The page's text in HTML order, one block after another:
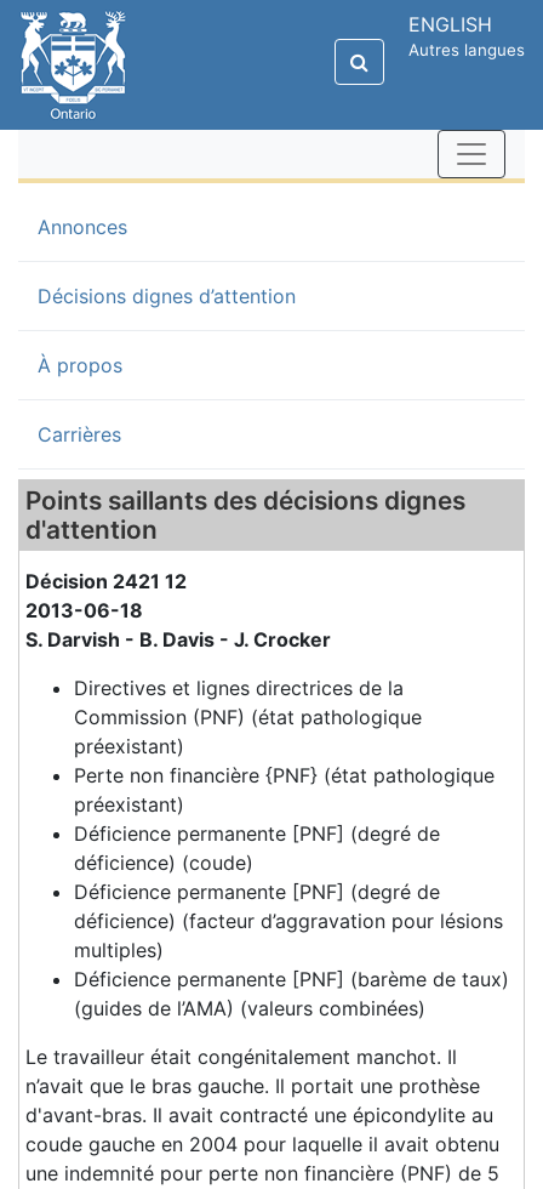
ENGLISH
Autres langues
Annonces(current)
Décisions dignes d’attention
À propos
Carrières
Points saillants des décisions dignes
d'attention
Décision 2421 12
2013-06-18
S. Darvish - B. Davis - J. Crocker
Directives et lignes directrices de la
Commission (PNF) (état pathologique
préexistant)
Perte non financière {PNF} (état pathologique
préexistant)
Déficience permanente [PNF] (degré de
déficience) (coude)
Déficience permanente [PNF] (degré de
déficience) (facteur d’aggravation pour lésions
multiples)
Déficience permanente [PNF] (barème de taux)
(guides de l’AMA) (valeurs combinées)
Le travailleur était congénitalement manchot. Il
n’avait que le bras gauche. Il portait une prothèse
d'avant-bras. Il avait contracté une épicondylite au
coude gauche en 2004 pour laquelle il avait obtenu
une indemnité pour perte non financière (PNF) de 5